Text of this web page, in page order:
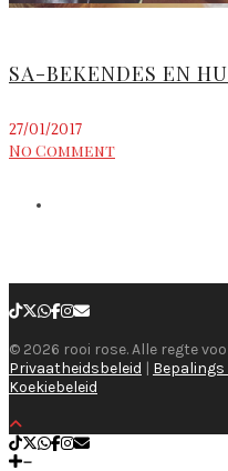
SA-BEKENDES EN
27/01/2017
No Comment
© 2026 rooi rose. Alle regte
Privaatheidsbeleid | Bepalings
Koekiebeleid